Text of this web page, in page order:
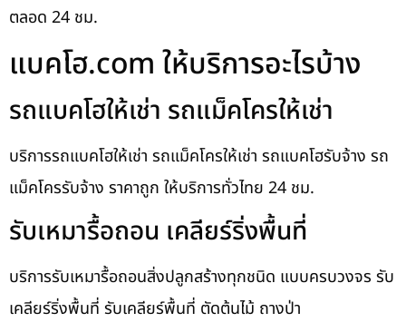
ตลอด 24 ชม.
แบคโฮ.com ให้บริการอะไรบ้าง
รถแบคโฮให้เช่า รถแม็คโครให้เช่า
บริการรถแบคโฮให้เช่า รถแม็คโครให้เช่า รถแบคโฮรับจ้าง รถ
แม็คโครรับจ้าง ราคาถูก ให้บริการทั่วไทย 24 ชม.
รับเหมารื้อถอน เคลียร์ริ่งพื้นที่
บริการรับเหมารื้อถอนสิ่งปลูกสร้างทุกชนิด แบบครบวงจร รับ
เคลียร์ริ่งพื้นที่ รับเคลียร์พื้นที่ ตัดต้นไม้ ถางป่า